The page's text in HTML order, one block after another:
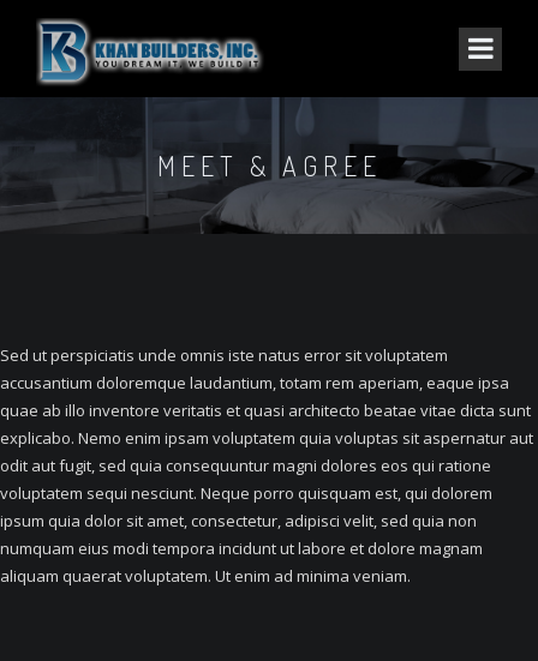
MEET & AGREE
Sed ut perspiciatis unde omnis iste natus error sit voluptatem
accusantium doloremque laudantium, totam rem aperiam, eaque ipsa
quae ab illo inventore veritatis et quasi architecto beatae vitae dicta sunt
explicabo. Nemo enim ipsam voluptatem quia voluptas sit aspernatur aut
odit aut fugit, sed quia consequuntur magni dolores eos qui ratione
voluptatem sequi nesciunt. Neque porro quisquam est, qui dolorem
ipsum quia dolor sit amet, consectetur, adipisci velit, sed quia non
numquam eius modi tempora incidunt ut labore et dolore magnam
aliquam quaerat voluptatem. Ut enim ad minima veniam.